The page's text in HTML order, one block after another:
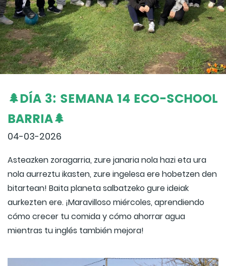
🌲DÍA 3: SEMANA 14 ECO-SCHOOL
BARRIA🌲
04-03-2026
Asteazken zoragarria, zure janaria nola hazi eta ura
nola aurreztu ikasten, zure ingelesa ere hobetzen den
bitartean! Baita planeta salbatzeko gure ideiak
aurkezten ere. ¡Maravilloso miércoles, aprendiendo
cómo crecer tu comida y cómo ahorrar agua
mientras tu inglés también mejora!